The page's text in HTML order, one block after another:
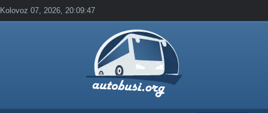
Kolovoz 07, 2026, 20:09:47